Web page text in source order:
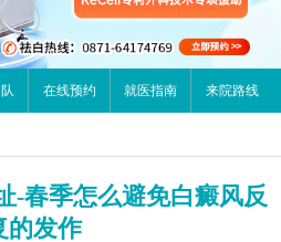
在线预约 就医指南 来院路线
-春季怎么避免白癜风反
的发作